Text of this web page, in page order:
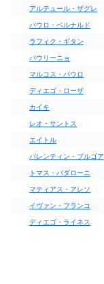
アルテュール・ザグレ
パウロ・ベルナルド
ラフィク・ギタン
パウリーニョ
マルコス・パウロ
ディエゴ・ローザ
カイキ
レオ・サントス
エイトル
バレンティン・ブルゴア
トマス・バダローニ
マティアス・アレソ
イヴァン・フランコ
ディエゴ・ライネス